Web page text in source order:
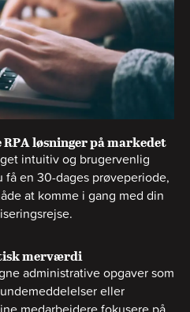
løsninger på markedet
intuitiv og brugervenlig
få en 30-dages prøveperiode,
at komme i gang med din
merværdi
administrative opgaver som
eller